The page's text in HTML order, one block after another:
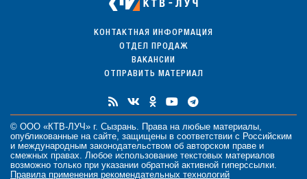
КОНТАКТНАЯ ИНФОРМАЦИЯ
ОТДЕЛ ПРОДАЖ
ВАКАНСИИ
ОТПРАВИТЬ МАТЕРИАЛ
© ООО «КТВ-ЛУЧ» г. Сызрань. Права на любые материалы
опубликованные на сайте, защищены в соответствии с Российским
и международным законодательством об авторском праве и
смежных правах. Любое использование текстовых материалов
возможно только при указании обратной активной гиперссылки.
Правила применения рекомендательных технологий